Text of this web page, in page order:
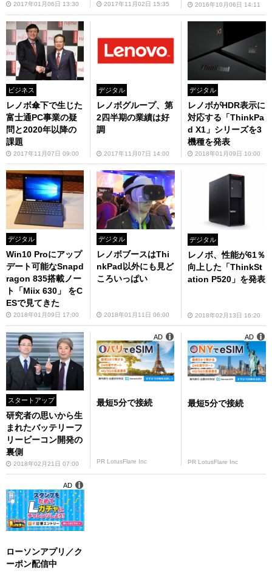
2017年01月06日 13:30 2017年11月02日 15:35 2016年10月06日 14:11
ビジネス
レノボ傘下で生じた
富士通PC事業の疑
問と2020年以降の
課題
2017年11月07日 09:00
デジタル
レノボグループ、第
2四半期の業績は好
調
2017年11月07日 14:00
デジタル
レノボがHDR表示に
対応する「ThinkPa
d X1」シリーズを3
機種を発表
2018年01月09日 10:00
デジタル
Win10 Proにアップ
デート可能なSnapd
ragon 835搭載ノー
ト「Miix 630」 をC
ESで見てきた
2018年01月09日 17:00
デジタル
レノボブースはThi
nkPad以外にも見ど
ころいっぱい
2018年01月11日 06:00
デジタル
レノボ、性能が61％
向上した「ThinkSt
ation P520」を発表
2018年02月13日 16:20
スタートアップ
研究者の思いから生
まれたバッテリーフ
リービーコン開発の
裏側
2018年02月21日 07:00
最短5分で接続
PR LotusFlare Inc
AD
最短5分で接続
PR LotusFlare Inc
AD
ローソンアプリ／ク
ーポン配信中
AD